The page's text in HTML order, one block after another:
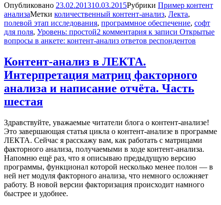
Опубликовано 23.02.201310.03.2015Рубрики Пример контент
анализаМетки количественный контент-анализ, Лекта,
полевой этап исследования, программное обеспечение, софт
для поля, Уровень: простой2 комментария к записи Открытые
вопросы в анкете: контент-анализ ответов респондентов
Контент-анализ в ЛЕКТА.
Интерпретация матриц факторного
анализа и написание отчёта. Часть
шестая
Здравствуйте, уважаемые читатели блога о контент-анализе!
Это завершающая статья цикла о контент-анализе в программе
ЛЕКТА. Сейчас я расскажу вам, как работать с матрицами
факторного анализа, получаемыми в ходе контент-анализа.
Напомню ещё раз, что я описываю предыдущую версию
программы, функционал которой несколько менее полон — в
ней нет модуля факторного анализа, что немного осложняет
работу. В новой версии факторизация происходит намного
быстрее и удобнее.